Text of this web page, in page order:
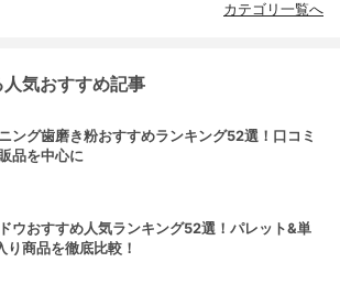
カテゴリ一覧へ
気おすすめ記事
ング歯磨き粉おすすめランキング52選！口コミ
品を中心に
ウおすすめ人気ランキング52選！パレット&単
り商品を徹底比較！